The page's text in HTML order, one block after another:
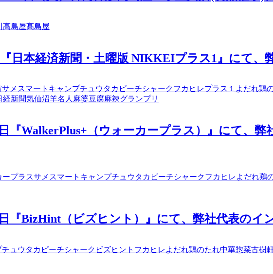
髙島屋髙島屋
『日本経済新聞・土曜版 NIKKEIプラス1』にて、
サメ スマートキャンプチュウタカ ピーチシャークフカヒレプラス１ よだれ鶏
経新聞気仙沼羊名人麻婆豆腐麻辣グランプリ
日『WalkerPlus+（ウォーカープラス）』にて、
ープラスサメ スマートキャンプチュウタカ ピーチシャークフカヒレ よだれ鶏
日『BizHint（ビズヒント）』にて、弊社代表のイ
チュウタカ ピーチシャーク ビズヒント フカヒレ よだれ鶏のたれ中華惣菜古樹